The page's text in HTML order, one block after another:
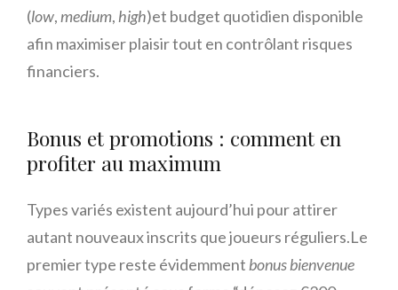
(low,medium, high)​et budget quotidien disponible
afin maximiser plaisir tout en contrôlant risques
financiers.
Bonus et promotions : comment en
profiter au maximum
Types variés existent aujourd’hui pour attirer
autant nouveaux inscrits que joueurs réguliers.Le
premier type reste évidemment bonus bienvenue